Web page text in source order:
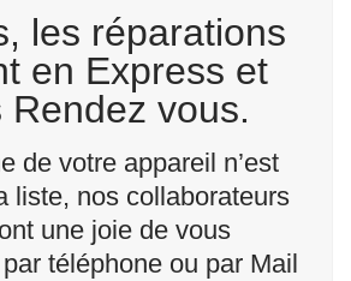
les réparations
en Express et
Rendez vous.
de votre appareil n’est
liste, nos collaborateurs
une joie de vous
téléphone ou par Mail